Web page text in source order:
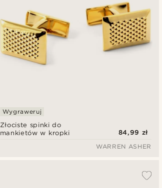
Złociste spinki do
mankietów w kropki
Wygraweruj
84,99 zł
WARREN ASHER